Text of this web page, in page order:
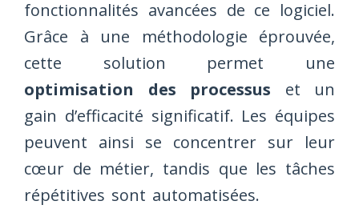
fonctionnalités avancées de ce logiciel.
Grâce à une méthodologie éprouvée,
cette solution permet une
optimisation des processus et un
gain d’efficacité significatif. Les équipes
peuvent ainsi se concentrer sur leur
cœur de métier, tandis que les tâches
répétitives sont automatisées.